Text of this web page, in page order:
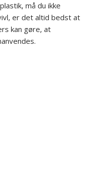
må du ikke
er det altid bedst at
kan gøre, at